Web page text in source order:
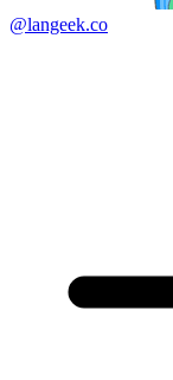
@langeek.co